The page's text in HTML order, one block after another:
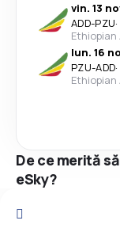
vin. 13
ADD-PZU·
Ethiopian
lun. 16
PZU-ADD·
Ethiopian
De ce merită
eSky?